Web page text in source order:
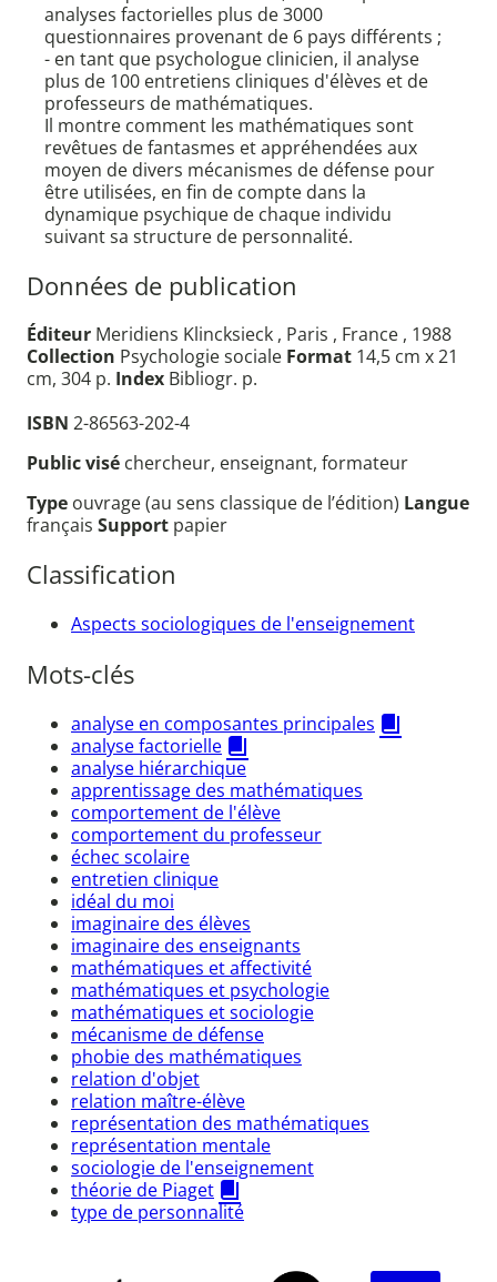
analyses factorielles plus de 3000
questionnaires provenant de 6 pays différents ;
- en tant que psychologue clinicien, il analyse
plus de 100 entretiens cliniques d'élèves et de
professeurs de mathématiques.
Il montre comment les mathématiques sont
revêtues de fantasmes et appréhendées aux
moyen de divers mécanismes de défense pour
être utilisées, en fin de compte dans la
dynamique psychique de chaque individu
suivant sa structure de personnalité.
Données de publication
Éditeur Meridiens Klincksieck , Paris , France , 1988
Collection Psychologie sociale Format 14,5 cm x 21
cm, 304 p. Index Bibliogr. p.
ISBN 2-86563-202-4
Public visé chercheur, enseignant, formateur
Type ouvrage (au sens classique de l’édition) Langue
français Support papier
Classification
Aspects sociologiques de l'enseignement
Mots-clés
analyse en composantes principales
analyse factorielle
analyse hiérarchique
apprentissage des mathématiques
comportement de l'élève
comportement du professeur
échec scolaire
entretien clinique
idéal du moi
imaginaire des élèves
imaginaire des enseignants
mathématiques et affectivité
mathématiques et psychologie
mathématiques et sociologie
mécanisme de défense
phobie des mathématiques
relation d'objet
relation maître-élève
représentation des mathématiques
représentation mentale
sociologie de l'enseignement
théorie de Piaget
type de personnalité